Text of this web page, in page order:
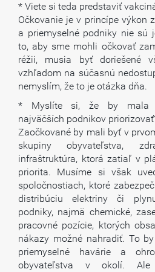
* Viete si teda predstaviť
Očkovanie je v princípe výkon
a priemyselné podniky nie sú
to, aby sme mohli očkovať
réžii, musia byť doriešené
vzhľadom na súčasnú
nemyslím, že to je otázka dňa.
* Myslíte si, že by mala
najväčších podnikov
Zaočkované by mali byť v
skupiny obyvateľstva,
infraštruktúra, ktorá zatiaľ v
priorita. Musíme si však
spoločnostiach, ktoré
distribúciu elektriny či
podniky, najmä chemické,
pracovné pozície, ktorých
nákazy možné nahradiť. To
priemyselné havárie a
obyvateľstva v okolí.